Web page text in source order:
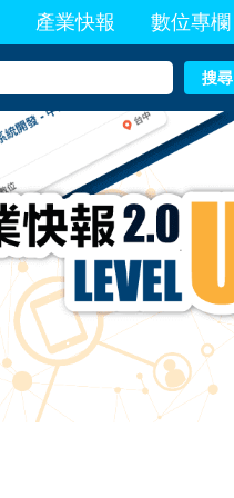
產業快報 數位專欄
搜尋